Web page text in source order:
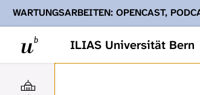
ILIAS Universität Bern
WARTUNGSARBEITEN: OPENCAST,
Ihnen Podcasts, Opencast-Videos und